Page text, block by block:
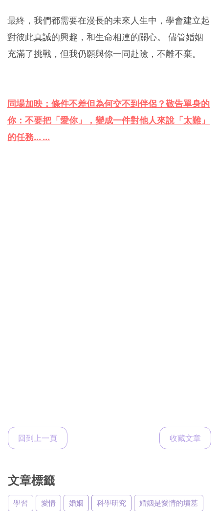
最終，我們都需要在漫長的未來人生中，學會建立起
對彼此真誠的興趣，和生命相連的關心。 儘管婚姻
充滿了挑戰，但我仍願與你一同赴險，不離不棄。
同場加映：條件不差但為何交不到伴侶？敬告單身的
你：不要把「愛你」，變成一件對他人來說「太難」
的任務... ...
回到上一頁 收藏文章
文章標籤
學習 愛情 婚姻 科學研究 婚姻是愛情的墳墓